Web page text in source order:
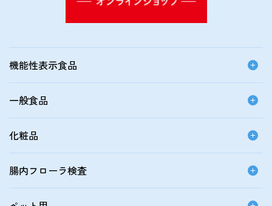
機能性表示食品
一般食品
化粧品
腸内フローラ検査